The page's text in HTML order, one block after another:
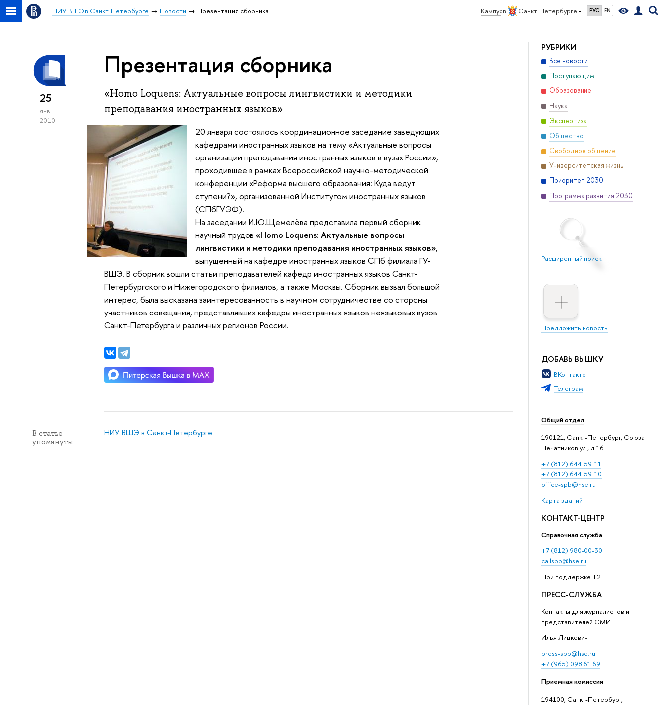
Кампус в Санкт-Петербурге РУС EN
НИУ ВШЭ в Санкт-Петербурге Новости Презентация сборника
РУБРИКИ
Все новости
Поступающим
Образование
Наука
Экспертиза
Общество
Свободное общение
Университетская жизнь
Приоритет 2030
Программа развития 2030
Расширенный поиск
Предложить новость
ДОБАВЬ ВЫШКУ
ВКонтакте
Телеграм
Общий отдел
190121, Санкт-Петербург, Союза
Печатников ул., д.16
+7 (812) 644-59-11
+7 (812) 644-59-10
office-spb@hse.ru
Карта зданий
КОНТАКТ-ЦЕНТР
Справочная служба
+7 (812) 980-00-30
callspb@hse.ru
При поддержке T2
ПРЕСС-СЛУЖБА
Контакты для журналистов и
представителей СМИ
Илья Лицкевич
press-spb@hse.ru
+7 (965) 098 61 69
Приемная комиссия
194100, Санкт-Петербург,
25
янв
2010
Презентация сборника
«Homo Loquens: Актуальные вопросы лингвистики и методики
преподавания иностранных языков»
20 января состоялось координационное заседание заведующих
кафедрами иностранных языков на тему «Актуальные вопросы
организации преподавания иностранных языков в вузах России»,
проходившее в рамках Всероссийской научно-методической
конференции «Реформа высшего образования: Куда ведут
ступени?», организованной Институтом иностранных языков
(СПбГУЭФ).
На заседании И.Ю.Щемелёва представила первый сборник
научный трудов «Homo Loquens: Актуальные вопросы
лингвистики и методики преподавания иностранных языков»,
выпущенный на кафедре иностранных языков СПб филиала ГУ-
ВШЭ. В сборник вошли статьи преподавателей кафедр иностранных языков Санкт-
Петербургского и Нижегородского филиалов, а также Москвы. Сборник вызвал большой
интерес, была высказана заинтересованность в научном сотрудничестве со стороны
участников совещания, представлявших кафедры иностранных языков неязыковых вузов
Санкт-Петербурга и различных регионов России.
В статье
упомянуты
НИУ ВШЭ в Санкт-Петербурге